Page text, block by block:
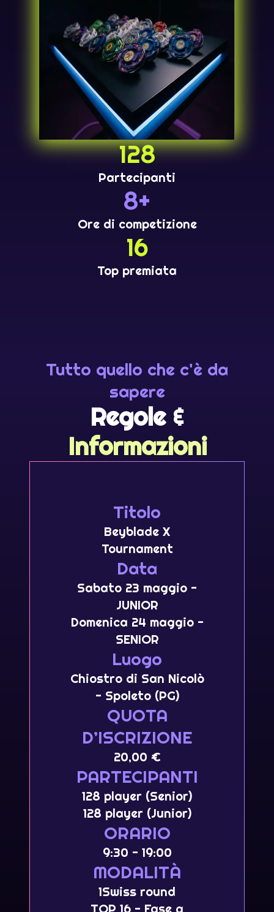
128
Partecipanti
8+
Ore di competizione
16
Top premiata
Tutto quello che c'è da
sapere
Regole &
Informazioni
Titolo
Beyblade X
Tournament
Data
Sabato 23 maggio -
JUNIOR
Domenica 24 maggio -
SENIOR
Luogo
Chiostro di San Nicolò
- Spoleto (PG)
QUOTA
D’ISCRIZIONE
20,00 €
PARTECIPANTI
128 player (Senior)
128 player (Junior)
ORARIO
9:30 - 19:00
MODALITÀ
1Swiss round
TOP 16 - Fase a